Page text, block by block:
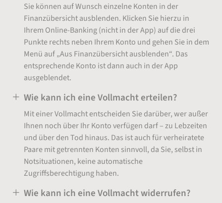
Sie können auf Wunsch einzelne Konten in der
Finanzübersicht ausblenden. Klicken Sie hierzu in
Ihrem Online-Banking (nicht in der App) auf die drei
Punkte rechts neben Ihrem Konto und gehen Sie in dem
Menü auf „Aus Finanzübersicht ausblenden“. Das
entsprechende Konto ist dann auch in der App
ausgeblendet.
Wie kann ich eine Vollmacht erteilen?
Mit einer Vollmacht entscheiden Sie darüber, wer außer
Ihnen noch über Ihr Konto verfügen darf – zu Lebzeiten
und über den Tod hinaus. Das ist auch für verheiratete
Paare mit getrennten Konten sinnvoll, da Sie, selbst in
Notsituationen, keine automatische
Zugriffsberechtigung haben.
Wie kann ich eine Vollmacht widerrufen?